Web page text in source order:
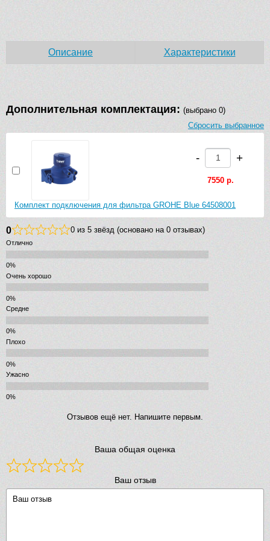
Описание Характеристики
Дополнительная комплектация: (выбрано 0)
Сбросить выбранное
Комплект подключения для фильтра GROHE Blue 64508001
- +
7550 р.
0 0 из 5 звёзд (основано на 0 отзывах)
Отлично
Очень хорошо
Средне
Плохо
Ужасно
Отзывов ещё нет. Напишите первым.
Ваша общая оценка
Ваш отзыв